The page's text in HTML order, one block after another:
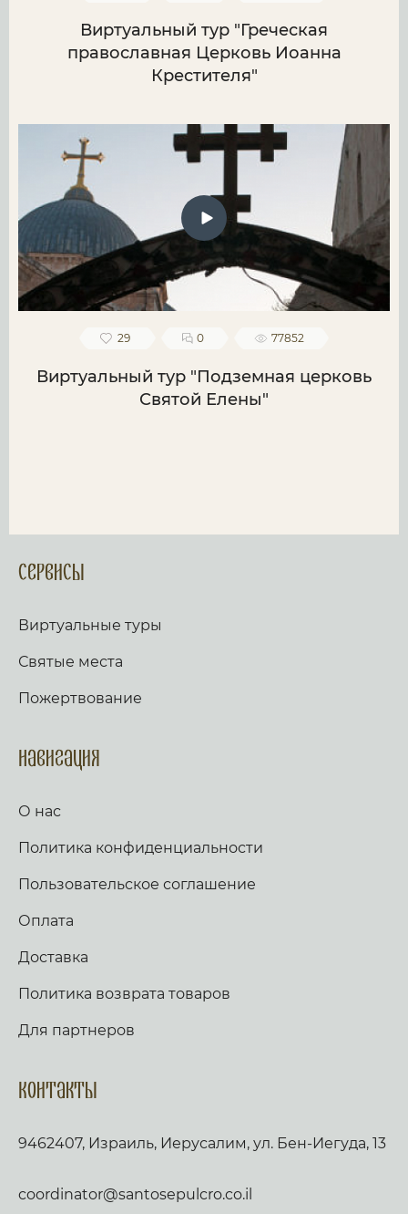
Виртуальный тур "Греческая
православная Церковь Иоанна
Крестителя"
29 0 77852
Виртуальный тур "Подземная церковь
Святой Елены"
Сервисы
Виртуальные туры
Святые места
Пожертвование
Навигация
О нас
Политика конфиденциальности
Пользовательское соглашение
Оплата
Доставка
Политика возврата товаров
Для партнеров
Контакты
9462407, Израиль, Иерусалим, ул. Бен-Иегуда, 13
coordinator@santosepulcro.co.il